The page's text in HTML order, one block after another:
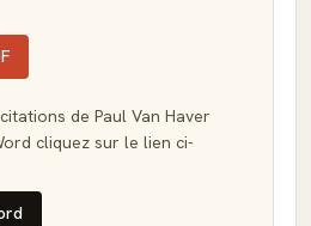
de Paul Van Haver
cliquez sur le lien ci-